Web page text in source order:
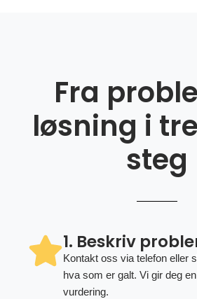
Fra
løsning i
steg
1. Beskriv
Kontakt oss via telefon eller
hva som er galt. Vi gir deg
vurdering.